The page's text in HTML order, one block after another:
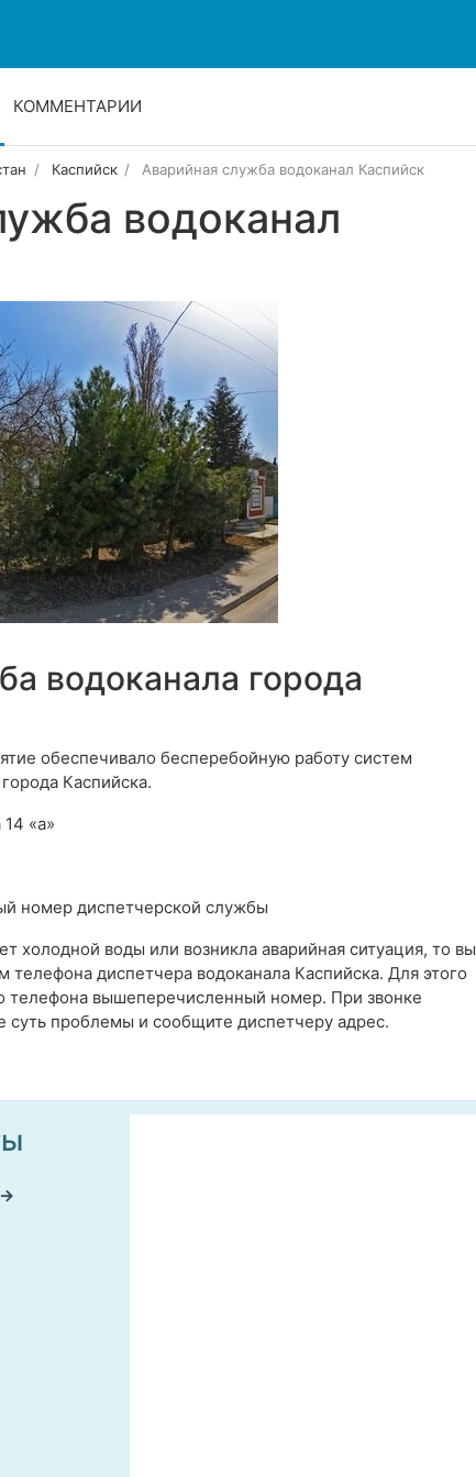
КОММЕНТАРИИ
Каспийск Аварийная служба водоканал Каспийск
водоканал
водоканала города
обеспечивало бесперебойную работу систем
Каспийска.
«а»
номер диспетчерской службы
холодной воды или возникла аварийная ситуация, то вы
диспетчера водоканала Каспийска. Для этого
телефона вышеперечисленный номер. При звонке
проблемы и сообщите диспетчеру адрес.